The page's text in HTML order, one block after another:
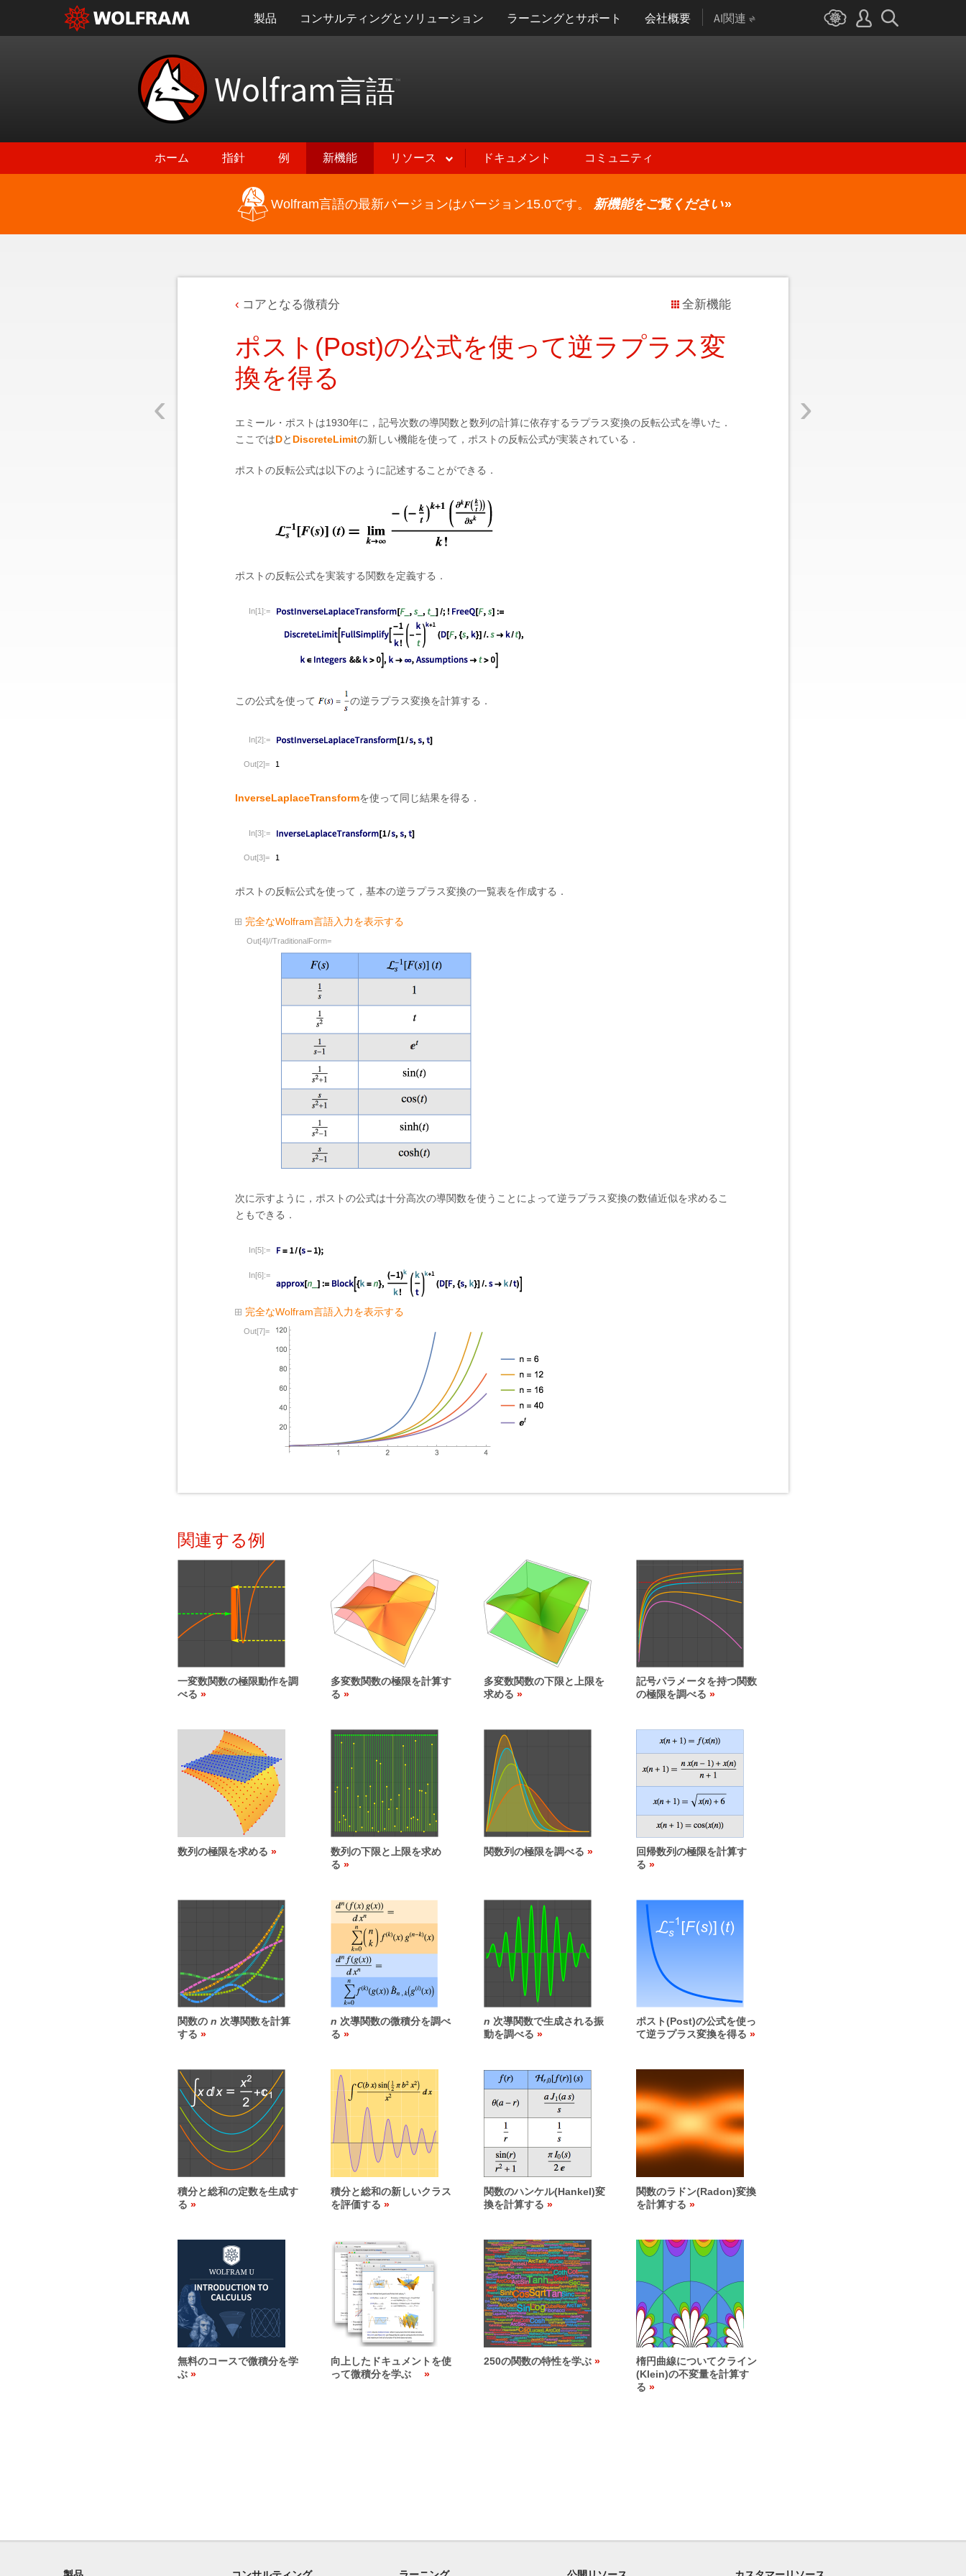
製品 コンサルティングとソリューション ラーニングとサポート 会社概要 AI関連
Wolfram言語™
ホーム 指針 例 新機能 リソース ドキュメント コミュニティ
Wolfram言語の最新バージョンはバージョン15.0です。 新機能をご覧ください»
‹ ›
コアとなる微積分 全新機能
ポスト(Post)の公式を使って逆ラプラス変
換を得る
エミール・ポストは1930年に，記号次数の導関数と数列の計算に依存するラプラス変換の反転公式を導いた．
ここではDと DiscreteLimitの新しい機能を使って，ポストの反転公式が実装されている．
ポストの反転公式は以下のように記述することができる．
ポストの反転公式を実装する関数を定義する．
In[1]:=
この公式を使って の逆ラプラス変換を計算する．
In[2]:=
Out[2]=
InverseLaplaceTransformを使って同じ結果を得る．
In[3]:=
Out[3]=
ポストの反転公式を使って，基本の逆ラプラス変換の一覧表を作成する．
完全なWolfram言語入力を表示する
Out[4]//TraditionalForm=
次に示すように，ポストの公式は十分高次の導関数を使うことによって逆ラプラス変換の数値近似を求めるこ
ともできる．
In[5]:=
In[6]:=
完全なWolfram言語入力を表示する
Out[7]=
関連する例
一変数関数の極限動作を調
べる
多変数関数の極限を計算す
る
多変数関数の下限と上限を
求める
記号パラメータを持つ関数
の極限を調べる
数列の極限を求める
数列の下限と上限を求め
る
関数列の極限を調べる
回帰数列の極限を計算す
る
関数の n 次導関数を計算
する
n 次導関数の微積分を調べ
る
n 次導関数で生成される振
動を調べる
ポスト(Post)の公式を使っ
て逆ラプラス変換を得る
積分と総和の定数を生成す
る
積分と総和の新しいクラス
を評価する
関数のハンケル(Hankel)変
換を計算する
関数のラドン(Radon)変換
を計算する
無料のコースで微積分を学
ぶ
向上したドキュメントを使
って微積分を学ぶ
250の関数の特性を学ぶ
楕円曲線についてクライン
(Klein)の不変量を計算す
る